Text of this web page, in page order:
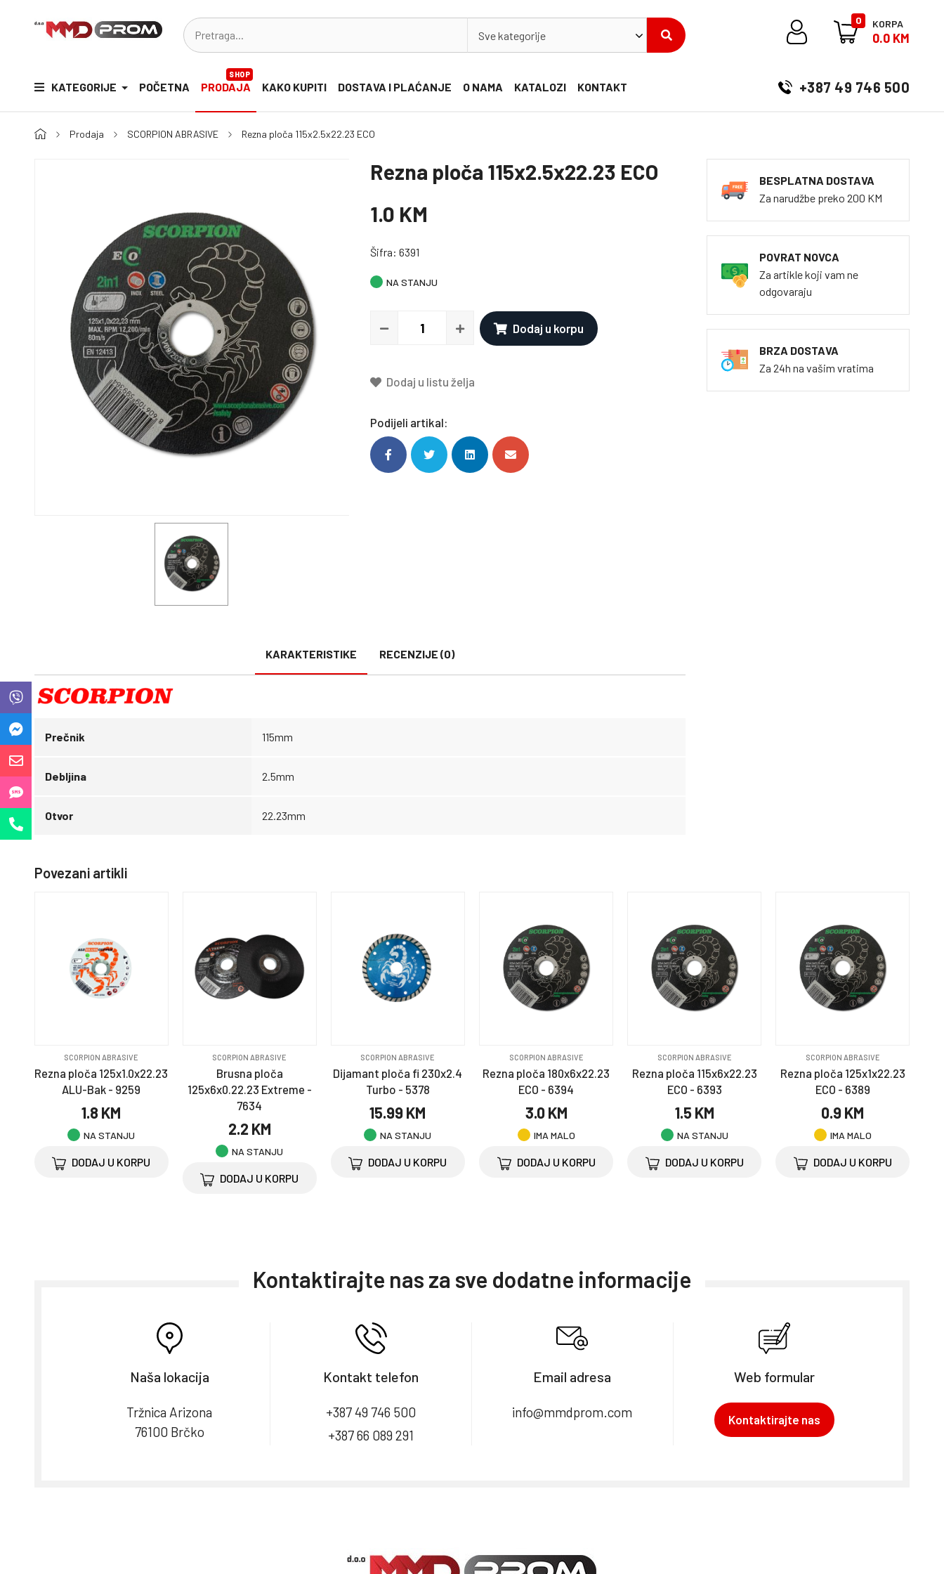
Sve kategorije
0 KORPA
0.0 KM
KATEGORIJE POČETNA PRODAJA
SHOP
KAKO KUPITI DOSTAVA I PLAĆANJE O NAMA KATALOZI KONTAKT +387 49 746 500
Prodaja SCORPION ABRASIVE Rezna ploča 115x2.5x22.23 ECO
Rezna ploča 115x2.5x22.23 ECO
1.0 KM
Šifra: 6391
NA STANJU
Dodaj u korpu
Dodaj u listu želja
Podijeli artikal:
KARAKTERISTIKE RECENZIJE (0)
Prečnik 115mm
Debljina 2.5mm
Otvor 22.23mm
BESPLATNA DOSTAVA
Za narudžbe preko 200 KM
POVRAT NOVCA
Za artikle koji vam ne
odgovaraju
BRZA DOSTAVA
Za 24h na vašim vratima
Povezani artikli
SCORPION ABRASIVE
Rezna ploča 125x1.0x22.23
ALU-Bak - 9259
1.8 KM
NA STANJU
DODAJ U KORPU
SCORPION ABRASIVE
Brusna ploča
125x6x0.22.23 Extreme -
7634
2.2 KM
NA STANJU
DODAJ U KORPU
SCORPION ABRASIVE
Dijamant ploča fi 230x2.4
Turbo - 5378
15.99 KM
NA STANJU
DODAJ U KORPU
SCORPION ABRASIVE
Rezna ploča 180x6x22.23
ECO - 6394
3.0 KM
IMA MALO
DODAJ U KORPU
SCORPION ABRASIVE
Rezna ploča 115x6x22.23
ECO - 6393
1.5 KM
NA STANJU
DODAJ U KORPU
SCORPION ABRASIVE
Rezna ploča 125x1x22.23
ECO - 6389
0.9 KM
IMA MALO
DODAJ U KORPU
Kontaktirajte nas za sve dodatne informacije
Naša lokacija
Tržnica Arizona
76100 Brčko
Kontakt telefon
+387 49 746 500
+387 66 089 291
Email adresa
info@mmdprom.com
Web formular
Kontaktirajte nas